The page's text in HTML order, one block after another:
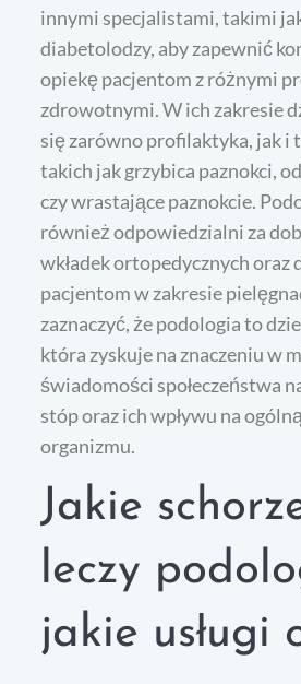
innymi specjalistami, takimi
diabetolodzy, aby zapewnić
opiekę pacjentom z różnymi
zdrowotnymi. W ich zakresie
się zarówno profilaktyka, jak i
takich jak grzybica paznokci,
czy wrastające paznokcie.
również odpowiedzialni za
wkładek ortopedycznych oraz
pacjentom w zakresie
zaznaczyć, że podologia to
która zyskuje na znaczeniu w
świadomości społeczeństwa
stóp oraz ich wpływu na
organizmu.
Jakie
leczy
jakie usługi